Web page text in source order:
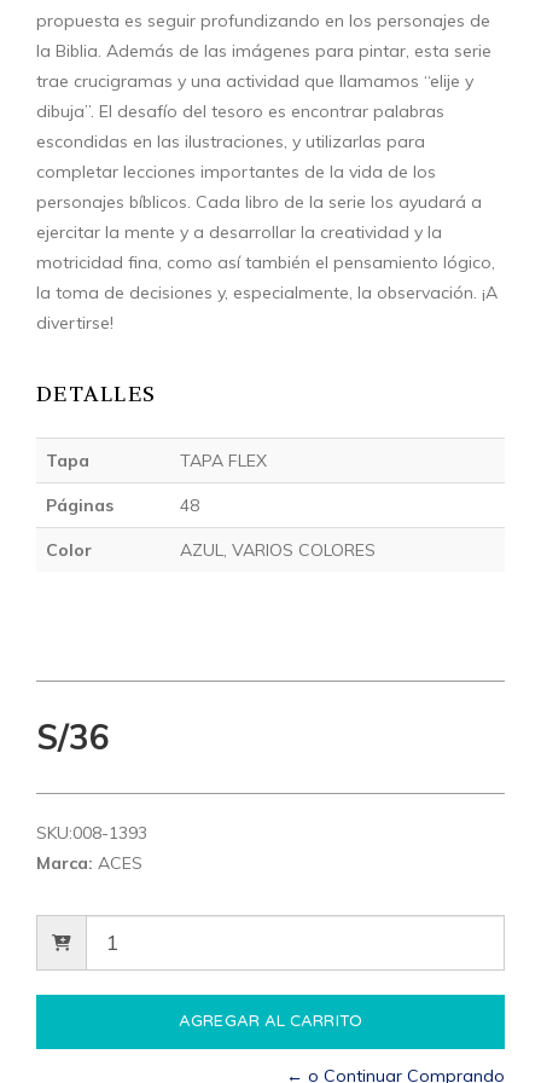
propuesta es seguir profundizando en los personajes de
la Biblia. Además de las imágenes para pintar, esta serie
trae crucigramas y una actividad que llamamos “elije y
dibuja”. El desafío del tesoro es encontrar palabras
escondidas en las ilustraciones, y utilizarlas para
completar lecciones importantes de la vida de los
personajes bíblicos. Cada libro de la serie los ayudará a
ejercitar la mente y a desarrollar la creatividad y la
motricidad fina, como así también el pensamiento lógico,
la toma de decisiones y, especialmente, la observación. ¡A
divertirse!
DETALLES
Tapa TAPA FLEX
Páginas 48
Color AZUL, VARIOS COLORES
S/36
SKU:008-1393
Marca: ACES
← o Continuar Comprando